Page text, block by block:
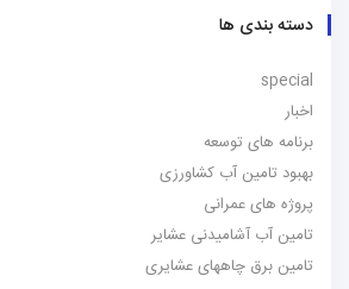
دسته بندی ها
special
اخبار
برنامه های توسعه
بهبود تامین آب کشاورزی
پروژه های عمرانی
تامین آب آشامیدنی عشایر
تامین برق چاههای عشایری